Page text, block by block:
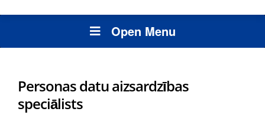
Open Menu
Personas datu aizsardzības
speciālists